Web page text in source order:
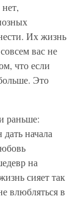
Их жизнь
вас не
что если
Это
раньше:
начала
на
сияет так
влюбляться в